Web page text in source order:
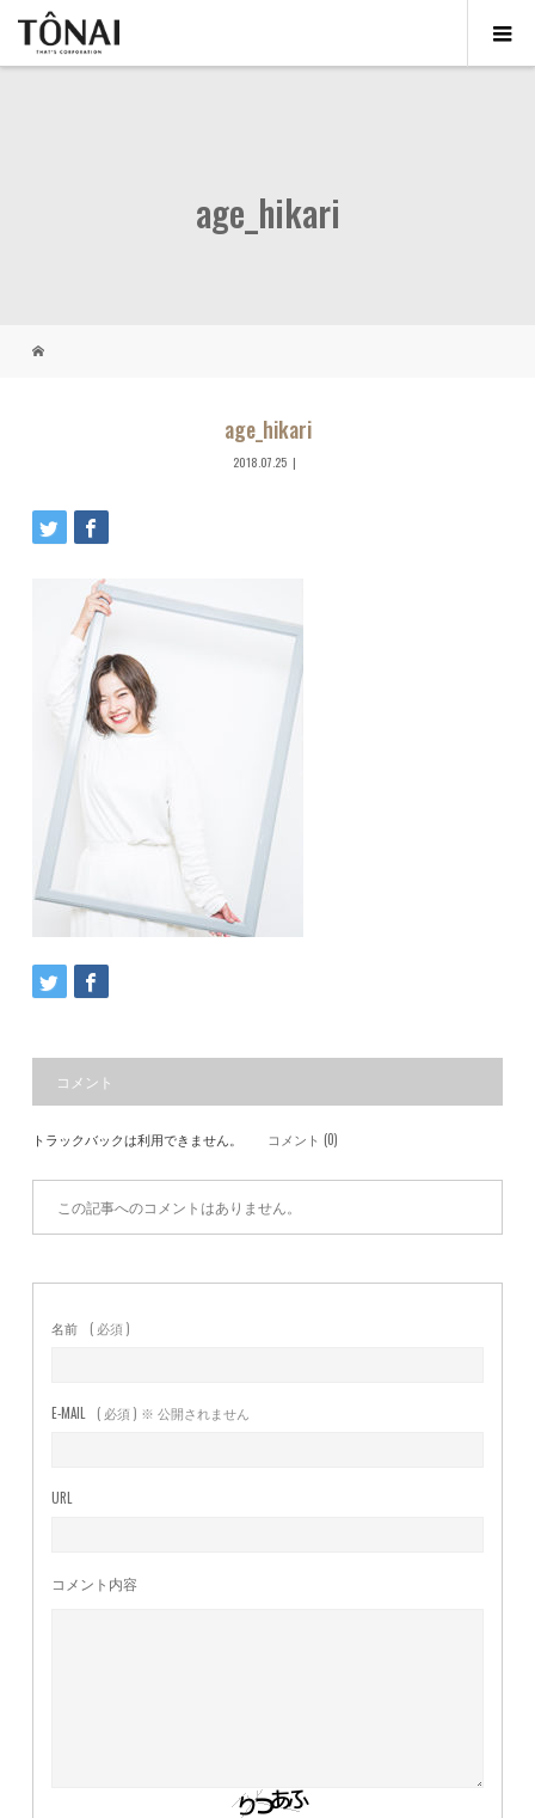
age_hikari
age_hikari
2018.07.25
コメント
トラックバックは利用できません。 コメント (0)
この記事へのコメントはありません。
名前 ( 必須 )
E-MAIL ( 必須 ) ※ 公開されません
URL
コメント内容